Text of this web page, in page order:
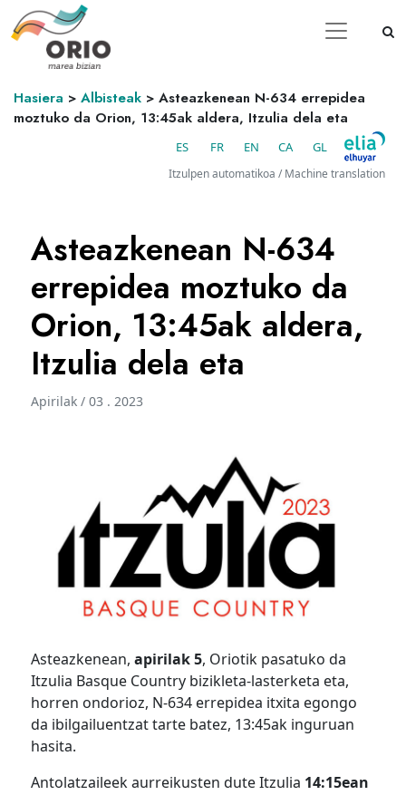
Hasiera > Albisteak > Asteazkenean N-634 errepidea
moztuko da Orion, 13:45ak aldera, Itzulia dela eta
ES FR EN CA GL
Itzulpen automatikoa / Machine translation
Asteazkenean N-634
errepidea moztuko da
Orion, 13:45ak aldera,
Itzulia dela eta
Apirilak / 03 . 2023
Asteazkenean,apirilak 5, Oriotik pasatuko da
Itzulia Basque Country bizikleta-lasterketa eta,
horren ondorioz, N-634 errepidea itxita egongo
da ibilgailuentzat tarte batez, 13:45ak inguruan
hasita.
Antolatzaileek aurreikusten dute Itzulia 14:15ean